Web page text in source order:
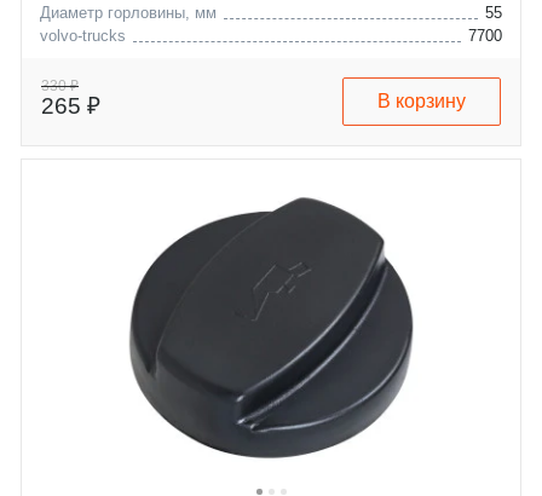
Диаметр горловины, мм
55
volvo-trucks
7700
330 ₽
265 ₽ В корзину